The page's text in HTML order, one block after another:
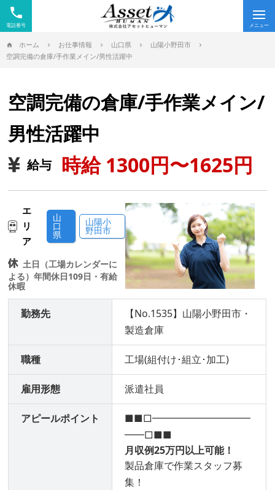
phone
ホーム お仕事情報 山口県
山陽小野田市
空調完備の倉庫/手作業メイン/男性活躍中
空調完備の倉庫/手作業メイン/
男性活躍中
給与 時給 1300円〜1625円
エ
リ
ア
山
口
県
山陽小
野田市
土日（工場カレンダーに
よる）年間休日109日・有給
休暇
勤務先
【No.1535】山陽小野田市・
製造倉庫
職種 工場(組付け･組立･加工)
雇用形態 派遣社員
アピールポイント
■■□━━━━━━━━━━
━━□■■
月収例25万円以上可能！
製品倉庫で作業スタッフ募
集！